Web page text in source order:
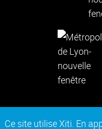
Ce site utilise Xiti. En